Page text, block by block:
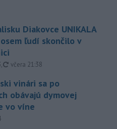
Diakovce UNIKALA
ľudí skončilo v
, aktualizované
včera 21:38
vinári sa po
obávajú dymovej
vo víne